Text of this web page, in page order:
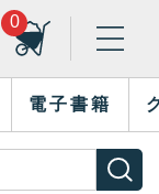
0
電子書籍